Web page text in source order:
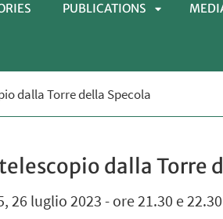
PUBLICATIONS
dalla Torre della Specola
dalla Torre
26 luglio 2023 - ore 21.30 e 22.30